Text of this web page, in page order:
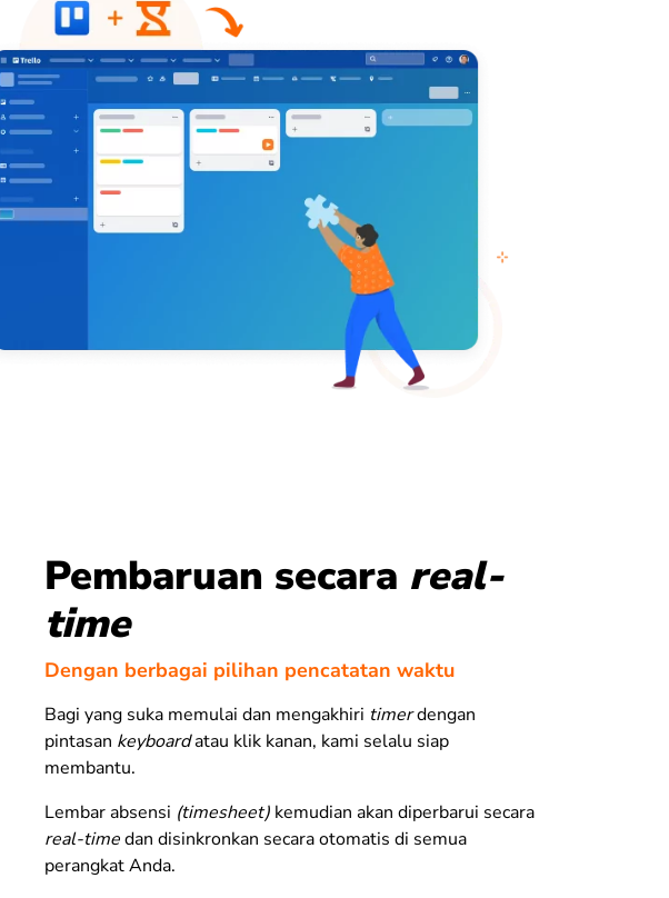
Pembaruan secara real-
time
Dengan berbagai pilihan pencatatan waktu
Bagi yang suka memulai dan mengakhiri timerdengan
pintasan keyboardatau klik kanan, kami selalu siap
membantu.
Lembar absensi (timesheet) kemudian akan diperbarui secara
real-timedan disinkronkan secara otomatis di semua
perangkat Anda.